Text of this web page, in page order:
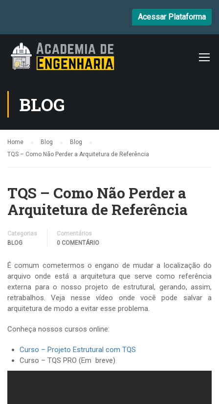
Acessar Plataforma
BLOG
Home Blog
Blog
TQS – Como Não Perder a Arquitetura de Referência
TQS – Como Não Perder a
Arquitetura de Referência
Categorias
BLOG
Comentários
0 COMENTÁRIO
É comum cometermos o engano de mudar a localização do
arquivo onde está a arquitetura que serve como referência
externa para o nosso projeto de estrutural, gerando, assim,
retrabalhos. Veja nesse vídeo onde você pode salvar a
arquitetura de modo a evitar esse problema.
Conheça nossos cursos online:
Curso – Projeto Estrutural com TQS
Curso – TQS PRO (Em breve)